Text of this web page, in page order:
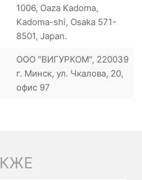
1006, Oaza Kadoma,
Kadoma-shi, Osaka 571-
8501, Japan.
ООО "ВИГУРКОМ", 220039
г. Минск, ул. Чкалова, 20,
офис 97